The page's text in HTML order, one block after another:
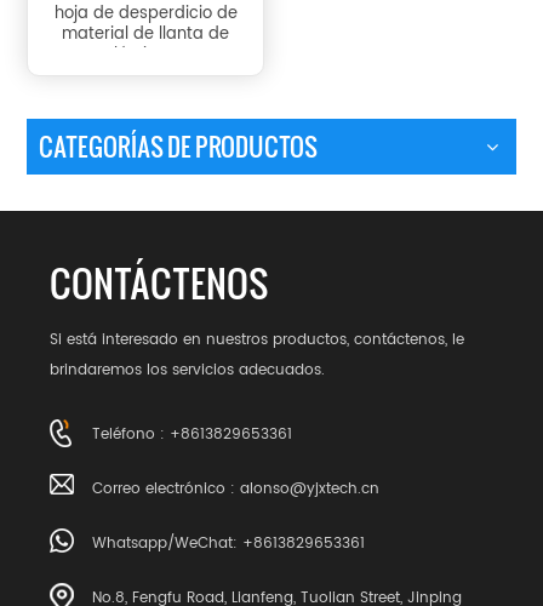
hoja de desperdicio de
material de llanta de
plástico FB
CATEGORÍAS DE PRODUCTOS
CONTÁCTENOS
Si está interesado en nuestros productos, contáctenos, le
brindaremos los servicios adecuados.
Teléfono : +8613829653361
Correo electrónico :alonso@yjxtech.cn
Whatsapp/WeChat: +8613829653361
No.8, Fengfu Road, Lianfeng, Tuolian Street, Jinping